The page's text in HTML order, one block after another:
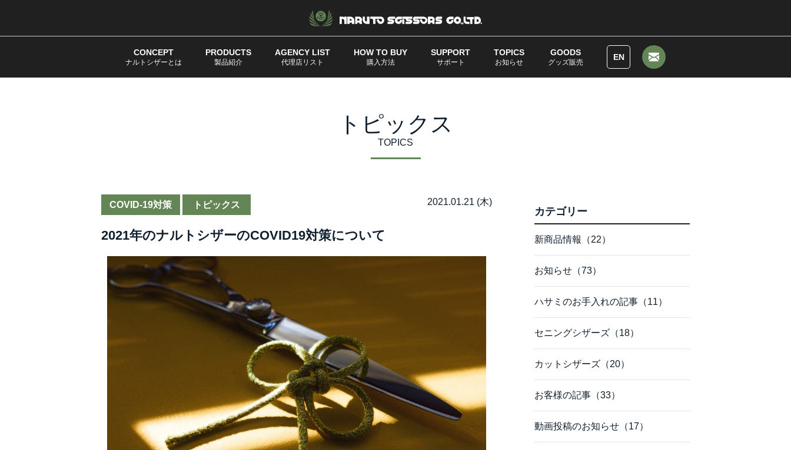
CONCEPT
ナルトシザーとは
PRODUCTS
製品紹介
AGENCY LIST
代理店リスト
HOW TO BUY
購入方法
SUPPORT
サポート
TOPICS
お知らせ
GOODS
グッズ販売
EN
トピックス
TOPICS
2021.01.21 (木)
COVID-19対策 トピックス
2021年のナルトシザーのCOVID19対策について
カテゴリー
新商品情報（22）
お知らせ（73）
ハサミのお手入れの記事（11）
セニングシザーズ（18）
カットシザーズ（20）
お客様の記事（33）
動画投稿のお知らせ（17）